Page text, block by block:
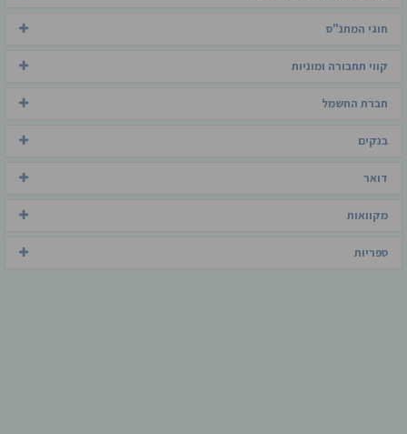
חוגי המתנ"ס
קווי תחבורה ומוניות
חברת החשמל
בנקים
דואר
מקוואות
ספריות